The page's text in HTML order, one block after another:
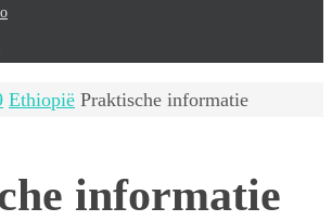
Ethiopië Praktische informatie
informatie